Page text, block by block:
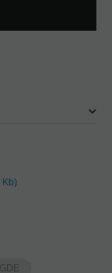
Kb)